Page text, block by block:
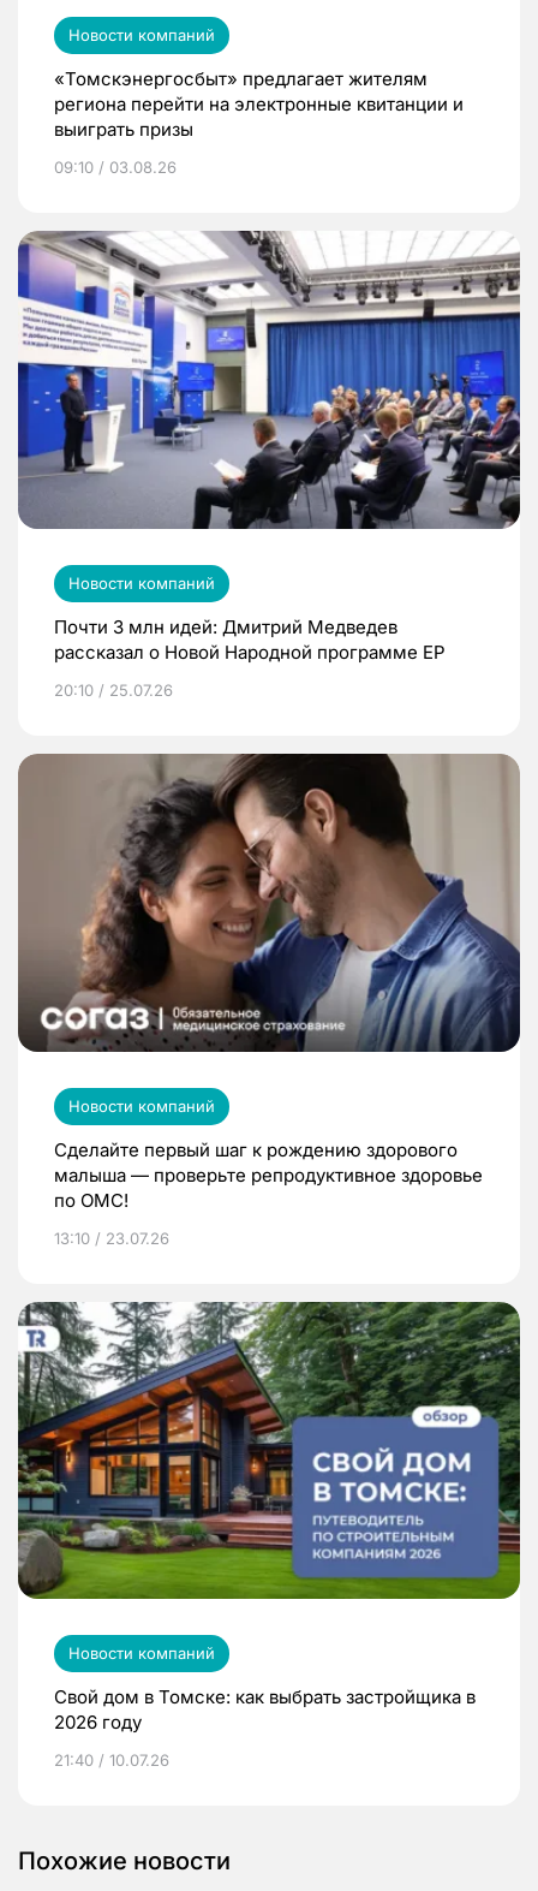
Новости компаний
«Томскэнергосбыт» предлагает жителям
региона перейти на электронные квитанции и
выиграть призы
09:10 / 03.08.26
Новости компаний
Почти 3 млн идей: Дмитрий Медведев
рассказал о Новой Народной программе ЕР
20:10 / 25.07.26
Новости компаний
Сделайте первый шаг к рождению здорового
малыша — проверьте репродуктивное здоровье
по ОМС!
13:10 / 23.07.26
Новости компаний
Свой дом в Томске: как выбрать застройщика в
2026 году
21:40 / 10.07.26
Похожие новости